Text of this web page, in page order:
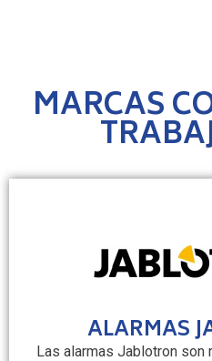
MARCAS
ALARMAS
Las alarmas Jablotron son